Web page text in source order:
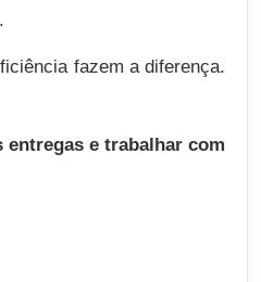
fazem a diferença.
e trabalhar com